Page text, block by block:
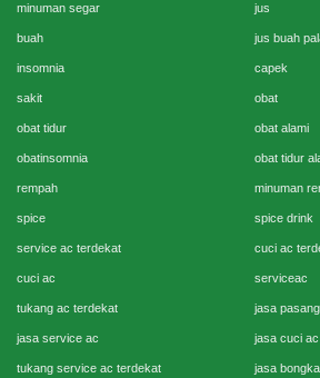
minuman segar jus
buah jus buah
insomnia capek
sakit obat
obat tidur obat alami
obatinsomnia obat tidur
rempah minuman
spice spice drink
service ac terdekat cuci ac
cuci ac serviceac
tukang ac terdekat jasa
jasa service ac jasa cuci ac
tukang service ac terdekat jasa